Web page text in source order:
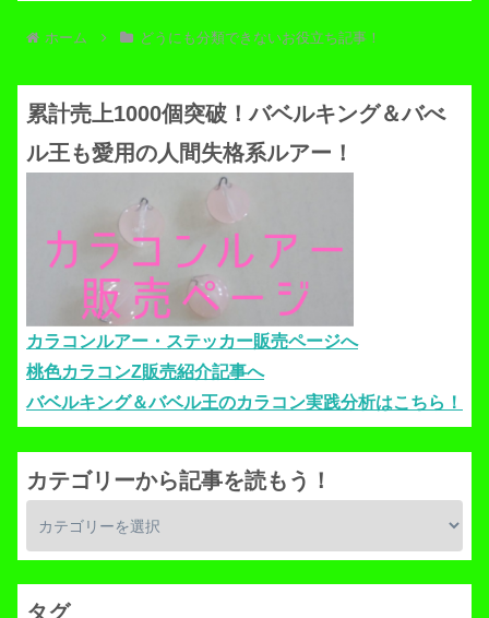
ホーム どうにも分類できないお役立ち記事！
累計売上1000個突破！バベルキング＆バべ
ル王も愛用の人間失格系ルアー！
カラコンルアー・ステッカー販売ページへ
桃色カラコンZ販売紹介記事へ
バベルキング＆バベル王のカラコン実践分析はこちら！
カテゴリーから記事を読もう！
タグ